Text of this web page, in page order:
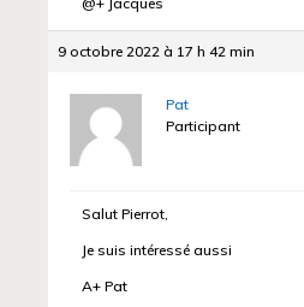
@+ Jacques
9 octobre 2022 à 17 h 42 min
Pat
Participant
Salut Pierrot,
Je suis intéressé aussi
A+ Pat